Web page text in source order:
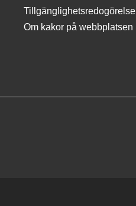
Tillgänglighetsredogörelse
Om kakor på webbplatsen